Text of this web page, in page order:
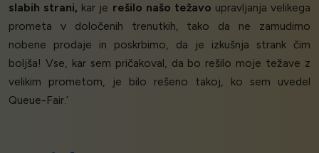
slabih strani, kar je rešilo našo težavo upravljanja velikega
prometa v določenih trenutkih, tako da ne zamudimo
nobene prodaje in poskrbimo, da je izkušnja strank čim
boljša! Vse, kar sem pričakoval, da bo rešilo moje težave z
velikim prometom, je bilo rešeno takoj, ko sem uvedel
Queue-Fair.’